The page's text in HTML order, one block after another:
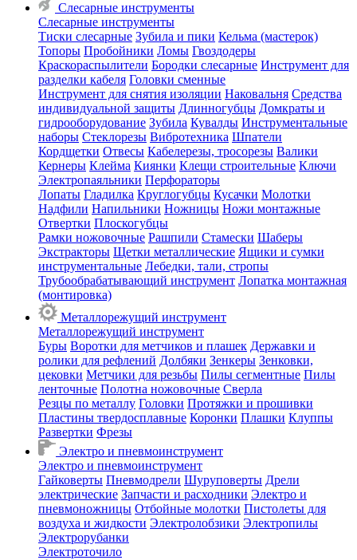
Слесарные инструменты
Слесарные инструменты
Тиски слесарные Зубила и пики Кельма (мастерок)
Топоры Пробойники Ломы Гвоздодеры
Краскораспылители Бородки слесарные Инструмент для
разделки кабеля Головки сменные
Инструмент для снятия изоляции Наковальня Средства
индивидуальной защиты Длинногубцы Домкраты и
гидрооборудование Зубила Кувалды Инструментальные
наборы Стеклорезы Вибротехника Шпатели
Кордщетки Отвесы Кабелерезы, тросорезы Валики
Кернеры Клейма Киянки Клещи строительные Ключи
Электропаяльники Перфораторы
Лопаты Гладилка Круглогубцы Кусачки Молотки
Надфили Напильники Ножницы Ножи монтажные
Отвертки Плоскогубцы
Рамки ножовочные Рашпили Стамески Шаберы
Экстракторы Щетки металлические Ящики и сумки
инструментальные Лебедки, тали, стропы
Трубообрабатывающий инструмент Лопатка монтажная
(монтировка)
Металлорежущий инструмент
Металлорежущий инструмент
Буры Воротки для метчиков и плашек Державки и
ролики для рефлений Долбяки Зенкеры Зенковки,
цековки Метчики для резьбы Пилы сегментные Пилы
ленточные Полотна ножовочные Сверла
Резцы по металлу Головки Протяжки и прошивки
Пластины твердосплавные Коронки Плашки Клуппы
Развертки Фрезы
Электро и пневмоинструмент
Электро и пневмоинструмент
Гайковерты Пневмодрели Шуруповерты Дрели
электрические Запчасти и расходники Электро и
пневмоножницы Отбойные молотки Пистолеты для
воздуха и жидкости Электролобзики Электропилы
Электрорубанки
Электроточило